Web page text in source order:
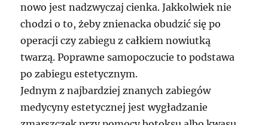
nowo jest nadzwyczaj cienka. Jakkolwiek nie
chodzi o to, żeby znienacka obudzić się po
operacji czy zabiegu z całkiem nowiutką
twarzą. Poprawne samopoczucie to podstawa
po zabiegu estetycznym.
Jednym z najbardziej znanych zabiegów
medycyny estetycznej jest wygładzanie